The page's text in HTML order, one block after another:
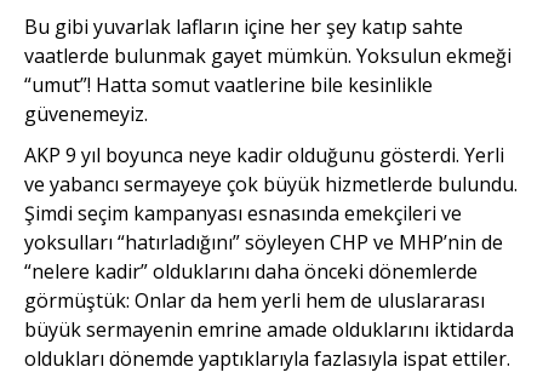
Bu gibi yuvarlak lafların içine her şey katıp sahte
vaatlerde bulunmak gayet mümkün. Yoksulun ekmeği
“umut”! Hatta somut vaatlerine bile kesinlikle
güvenemeyiz.
AKP 9 yıl boyunca neye kadir olduğunu gösterdi. Yerli
ve yabancı sermayeye çok büyük hizmetlerde bulundu.
Şimdi seçim kampanyası esnasında emekçileri ve
yoksulları “hatırladığını” söyleyen CHP ve MHP’nin de
“nelere kadir” olduklarını daha önceki dönemlerde
görmüştük: Onlar da hem yerli hem de uluslararası
büyük sermayenin emrine amade olduklarını iktidarda
oldukları dönemde yaptıklarıyla fazlasıyla ispat ettiler.